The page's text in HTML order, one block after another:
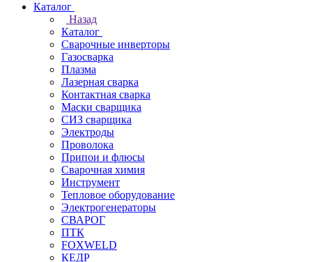
Каталог
Назад
Каталог
Сварочные инверторы
Газосварка
Плазма
Лазерная сварка
Контактная сварка
Маски сварщика
СИЗ сварщика
Электроды
Проволока
Припои и флюсы
Сварочная химия
Инструмент
Тепловое оборудование
Электрогенераторы
СВАРОГ
ПТК
FOXWELD
КЕДР